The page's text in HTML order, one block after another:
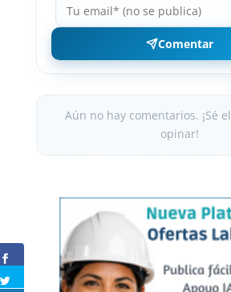
Comentar
Aún no hay comentarios. ¡Sé
opinar!